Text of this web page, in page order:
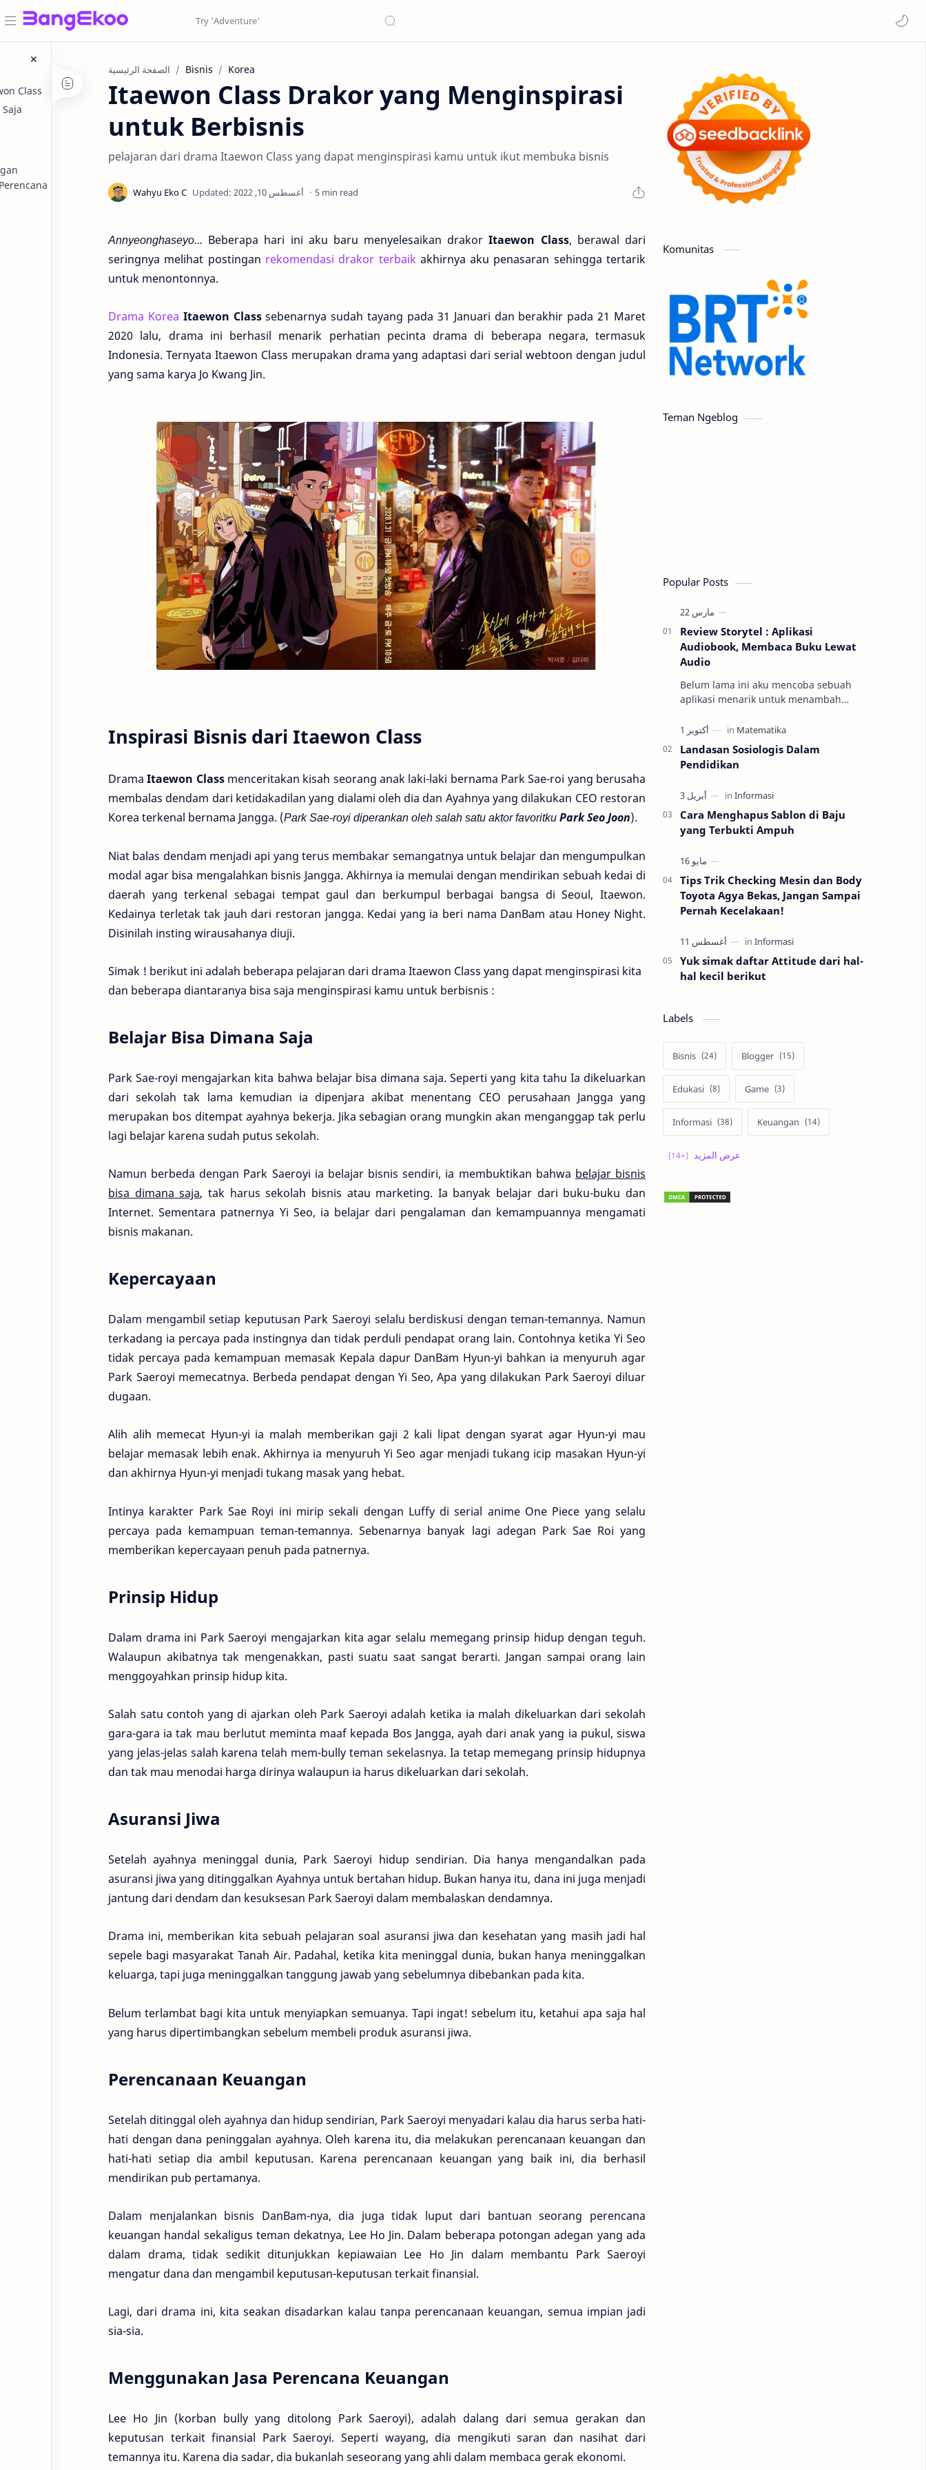
الصفحة الرئيسية Bisnis Korea
Itaewon Class Drakor yang Menginspirasi
untuk Berbisnis
pelajaran dari drama Itaewon Class yang dapat menginspirasi kamu untuk ikut membuka bisnis
5 min read
Annyeonghaseyo... Beberapa hari ini aku baru menyelesaikan drakorItaewon Class, berawal dari
seringnya melihat postingan rekomendasi drakor terbaik akhirnya aku penasaran sehingga tertarik
untuk menontonnya.
Drama Korea Itaewon Classsebenarnya sudah tayang pada 31 Januari dan berakhir pada 21 Maret
2020 lalu, drama ini berhasil menarik perhatian pecinta drama di beberapa negara, termasuk
Indonesia. Ternyata Itaewon Class merupakan drama yang adaptasi dari serial webtoon dengan judul
yang sama karya Jo Kwang Jin.
Inspirasi Bisnis dari Itaewon Class
DramaItaewon Classmenceritakan kisah seorang anak laki-laki bernama Park Sae-roi yang berusaha
membalas dendam dari ketidakadilan yang dialami oleh dia dan Ayahnya yang dilakukan CEO restoran
Korea terkenal bernama Jangga. (Park Sae-royi diperankan oleh salah satu aktor favoritkuPark Seo Joon).
Niat balas dendam menjadi api yang terus membakar semangatnya untuk belajar dan mengumpulkan
modal agar bisa mengalahkan bisnis Jangga. Akhirnya ia memulai dengan mendirikan sebuah kedai di
daerah yang terkenal sebagai tempat gaul dan berkumpul berbagai bangsa di Seoul, Itaewon.
Kedainya terletak tak jauh dari restoran jangga. Kedai yang ia beri nama DanBam atau Honey Night.
Disinilah insting wirausahanya diuji.
Simak ! berikut ini adalah beberapa pelajaran dari drama Itaewon Class yang dapat menginspirasi kita
dan beberapa diantaranya bisa saja menginspirasi kamu untuk berbisnis :
Belajar Bisa Dimana Saja
Park Sae-royi mengajarkan kita bahwa belajar bisa dimana saja. Seperti yang kita tahu Ia dikeluarkan
dari sekolah tak lama kemudian ia dipenjara akibat menentang CEO perusahaan Jangga yang
merupakan bos ditempat ayahnya bekerja. Jika sebagian orang mungkin akan menganggap tak perlu
lagi belajar karena sudah putus sekolah.
Namun berbeda dengan Park Saeroyi ia belajar bisnis sendiri, ia membuktikan bahwa belajar bisnis
bisa dimana saja, tak harus sekolah bisnis atau marketing. Ia banyak belajar dari buku-buku dan
Internet. Sementara patnernya Yi Seo, ia belajar dari pengalaman dan kemampuannya mengamati
bisnis makanan.
Kepercayaan
Dalam mengambil setiap keputusan Park Saeroyi selalu berdiskusi dengan teman-temannya. Namun
terkadang ia percaya pada instingnya dan tidak perduli pendapat orang lain. Contohnya ketika Yi Seo
tidak percaya pada kemampuan memasak Kepala dapur DanBam Hyun-yi bahkan ia menyuruh agar
Park Saeroyi memecatnya. Berbeda pendapat dengan Yi Seo, Apa yang dilakukan Park Saeroyi diluar
dugaan.
Alih alih memecat Hyun-yi ia malah memberikan gaji 2 kali lipat dengan syarat agar Hyun-yi mau
belajar memasak lebih enak. Akhirnya ia menyuruh Yi Seo agar menjadi tukang icip masakan Hyun-yi
dan akhirnya Hyun-yi menjadi tukang masak yang hebat.
Intinya karakter Park Sae Royi ini mirip sekali dengan Luffy di serial anime One Piece yang selalu
percaya pada kemampuan teman-temannya. Sebenarnya banyak lagi adegan Park Sae Roi yang
memberikan kepercayaan penuh pada patnernya.
Prinsip Hidup
Dalam drama ini Park Saeroyi mengajarkan kita agar selalu memegang prinsip hidup dengan teguh.
Walaupun akibatnya tak mengenakkan, pasti suatu saat sangat berarti. Jangan sampai orang lain
menggoyahkan prinsip hidup kita.
Salah satu contoh yang di ajarkan oleh Park Saeroyi adalah ketika ia malah dikeluarkan dari sekolah
gara-gara ia tak mau berlutut meminta maaf kepada Bos Jangga, ayah dari anak yang ia pukul, siswa
yang jelas-jelas salah karena telah mem-bully teman sekelasnya. Ia tetap memegang prinsip hidupnya
dan tak mau menodai harga dirinya walaupun ia harus dikeluarkan dari sekolah.
Asuransi Jiwa
Setelah ayahnya meninggal dunia, Park Saeroyi hidup sendirian. Dia hanya mengandalkan pada
asuransi jiwa yang ditinggalkan Ayahnya untuk bertahan hidup. Bukan hanya itu, dana ini juga menjadi
jantung dari dendam dan kesuksesan Park Saeroyi dalam membalaskan dendamnya.
Drama ini, memberikan kita sebuah pelajaran soal asuransi jiwa dan kesehatan yang masih jadi hal
sepele bagi masyarakat Tanah Air. Padahal, ketika kita meninggal dunia, bukan hanya meninggalkan
keluarga, tapi juga meninggalkan tanggung jawab yang sebelumnya dibebankan pada kita.
Belum terlambat bagi kita untuk menyiapkan semuanya. Tapi ingat! sebelum itu, ketahui apa saja hal
yang harus dipertimbangkan sebelum membeli produk asuransi jiwa.
Perencanaan Keuangan
Setelah ditinggal oleh ayahnya dan hidup sendirian, Park Saeroyi menyadari kalau dia harus serba hati-
hati dengan dana peninggalan ayahnya. Oleh karena itu, dia melakukan perencanaan keuangan dan
hati-hati setiap dia ambil keputusan. Karena perencanaan keuangan yang baik ini, dia berhasil
mendirikan pub pertamanya.
Dalam menjalankan bisnis DanBam-nya, dia juga tidak luput dari bantuan seorang perencana
keuangan handal sekaligus teman dekatnya, Lee Ho Jin. Dalam beberapa potongan adegan yang ada
dalam drama, tidak sedikit ditunjukkan kepiawaian Lee Ho Jin dalam membantu Park Saeroyi
mengatur dana dan mengambil keputusan-keputusan terkait finansial.
Lagi, dari drama ini, kita seakan disadarkan kalau tanpa perencanaan keuangan, semua impian jadi
sia-sia.
Menggunakan Jasa Perencana Keuangan
Lee Ho Jin (korban bully yang ditolong Park Saeroyi), adalah dalang dari semua gerakan dan
keputusan terkait finansial Park Saeroyi. Seperti wayang, dia mengikuti saran dan nasihat dari
temannya itu. Karena dia sadar, dia bukanlah seseorang yang ahli dalam membaca gerak ekonomi.
Komunitas
Teman Ngeblog
Popular Posts
Review Storytel : Aplikasi
Audiobook, Membaca Buku Lewat
Audio
Belum lama ini aku mencoba sebuah
aplikasi menarik untuk menambah
membaca dan mendengarkan buku.
Berkat informas…
Landasan Sosiologis Dalam
Pendidikan
Cara Menghapus Sablon di Baju
yang Terbukti Ampuh
Tips Trik Checking Mesin dan Body
Toyota Agya Bekas, Jangan Sampai
Pernah Kecelakaan!
Yuk simak daftar Attitude dari hal-
hal kecil berikut
Labels
Bisnis Blogger
Edukasi Game
Informasi Keuangan
Korea Lari
Class